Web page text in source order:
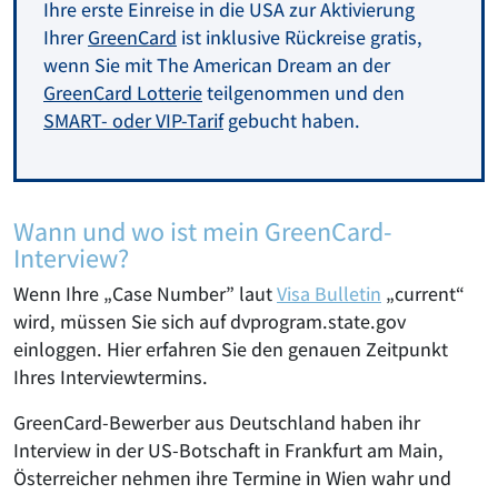
Ihre erste Einreise in die USA zur Aktivierung
IhrerGreenCard ist inklusive Rückreise gratis,
wenn Sie mit The American Dream an der
GreenCard Lotterieteilgenommen und den
SMART- oder VIP-Tarifgebucht haben.
Wann und wo ist mein GreenCard-
Interview?
Wenn Ihre „Case Number” lautVisa Bulletin „current“
wird, müssen Sie sich aufdvprogram.state.gov
einloggen. Hier erfahren Sie den genauen Zeitpunkt
Ihres Interviewtermins.
GreenCard-Bewerber aus Deutschland haben ihr
Interview in der US-Botschaft in Frankfurt am Main,
Österreicher nehmen ihre Termine in Wien wahr und